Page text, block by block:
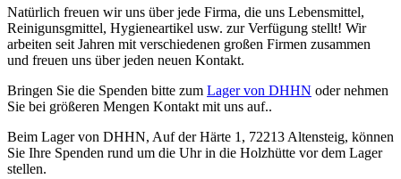
Natürlich freuen wir uns über jede Firma, die uns Lebensmittel,
Reinigunsgmittel, Hygieneartikel usw. zur Verfügung stellt! Wir
arbeiten seit Jahren mit verschiedenen großen Firmen zusammen
und freuen uns über jeden neuen Kontakt.
Bringen Sie die Spenden bitte zum Lager von DHHN oder nehmen
Sie bei größeren Mengen Kontakt mit uns auf..
Beim Lager von DHHN, Auf der Härte 1, 72213 Altensteig, können
Sie Ihre Spenden rund um die Uhr in die Holzhütte vor dem Lager
stellen.